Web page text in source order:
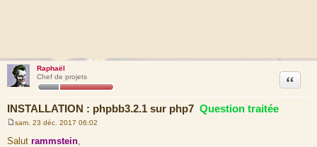
Raphaël
Chef de projets
INSTALLATION : phpbb3.2.1 sur php7 Question traitée
Citation
e
sam. 23 déc. 2017 06:02
Salut rammstein